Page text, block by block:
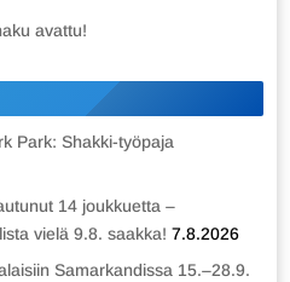
avattu!
Park: Shakki-työpaja
14 joukkuetta –
vielä 9.8. saakka! 7.8.2026
Samarkandissa 15.–28.9.